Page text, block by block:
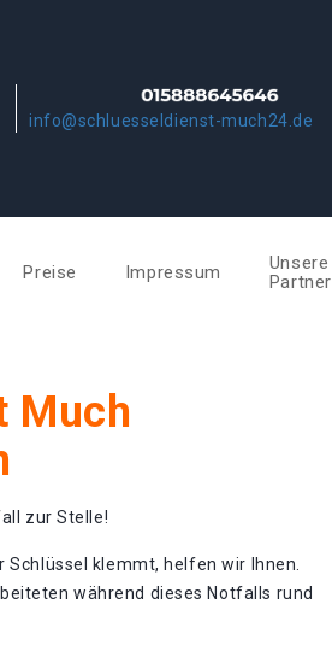
info@schluesseldienst-much24.de
Preise Impressum
Unsere
Partner
Much
zur Stelle!
Schlüssel klemmt, helfen wir Ihnen.
während dieses Notfalls rund